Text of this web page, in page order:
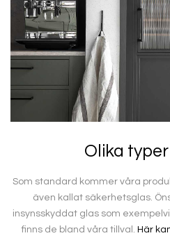
Olika
Som standard kommer våra
även kallat säkerhetsglas.
insynsskyddat glas som
finns de bland våra tillval. Här